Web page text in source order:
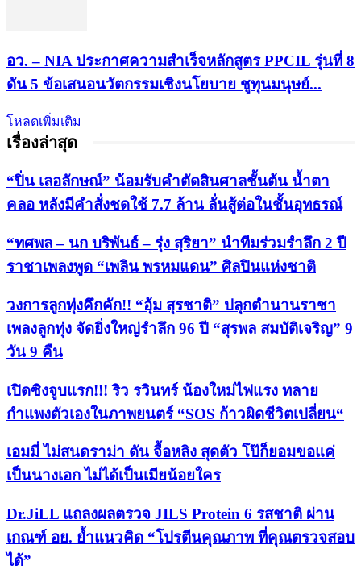
อว. – NIA ประกาศความสำเร็จหลักสูตร PPCIL รุ่นที่ 8
ดัน 5 ข้อเสนอนวัตกรรมเชิงนโยบาย ชูทุนมนุษย์...
โหลดเพิ่มเติม
เรื่องล่าสุด
“ปิ่น เลอลักษณ์” น้อมรับคำตัดสินศาลชั้นต้น น้ำตา
คลอ หลังมีคำสั่งชดใช้ 7.7 ล้าน ลั่นสู้ต่อในชั้นอุทธรณ์
“ทศพล – นก บริพันธ์ – รุ่ง สุริยา” นำทีมร่วมรำลึก 2 ปี
ราชาเพลงพูด “เพลิน พรหมแดน” ศิลปินแห่งชาติ
วงการลูกทุ่งคึกคัก!! “อุ้ม สุรชาติ” ปลุกตำนานราชา
เพลงลูกทุ่ง จัดยิ่งใหญ่รำลึก 96 ปี “สุรพล สมบัติเจริญ” 9
วัน 9 คืน
เปิดซิงจูบแรก!!! ริว รวินทร์ น้องใหม่ไฟแรง ทลาย
กำแพงตัวเองในภาพยนตร์ “SOS ก้าวผิดชีวิตเปลี่ยน“
เอมมี่ ไม่สนดราม่า ดัน จื้อหลิง สุดตัว โป๊ก็ยอมขอแค่
เป็นนางเอก ไม่ได้เป็นเมียน้อยใคร
Dr.JiLL แถลงผลตรวจ JILS Protein 6 รสชาติ ผ่าน
เกณฑ์ อย. ย้ำแนวคิด “โปรตีนคุณภาพ ที่คุณตรวจสอบ
ได้”